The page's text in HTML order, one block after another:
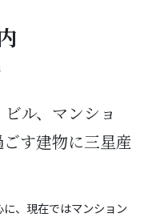
ル、マンショ
す建物に三星産
、現在ではマンション